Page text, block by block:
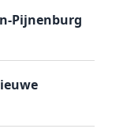
Pijnenburg